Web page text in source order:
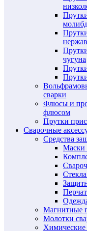
чугуна
сварки
Флюсы и
флюсом
Прутки
Сварочные
Средства
Маски
Магнитные
Молотки
Химические